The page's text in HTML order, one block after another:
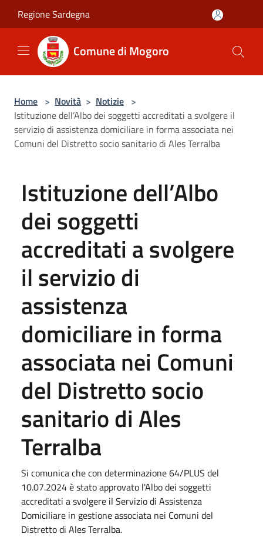
Regione Sardegna
Comune di Mogoro
Home > Novità > Notizie >
Istituzione dell’Albo dei soggetti accreditati a svolgere il
servizio di assistenza domiciliare in forma associata nei
Comuni del Distretto socio sanitario di Ales Terralba
Istituzione dell’Albo
dei soggetti
accreditati a svolgere
il servizio di
assistenza
domiciliare in forma
associata nei Comuni
del Distretto socio
sanitario di Ales
Terralba
Si comunica che con determinazione 64/PLUS del
10.07.2024 è stato approvato l'Albo dei soggetti
accreditati a svolgere il Servizio di Assistenza
Domiciliare in gestione associata nei Comuni del
Distretto di Ales Terralba.